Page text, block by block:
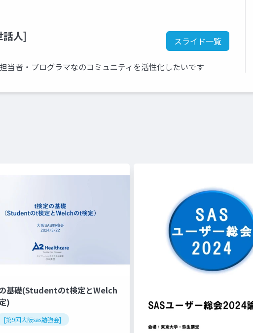
話人] スライド一覧
当者・プログラマなのコミュニティを活性化したいです
基礎(Studentのt検定とWelch
)
[第9回大阪sas勉強会]